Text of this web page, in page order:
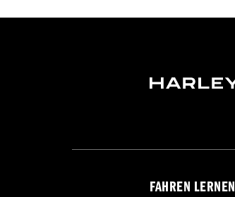
Breite:25.9 Inches
FAHREN LERNEN